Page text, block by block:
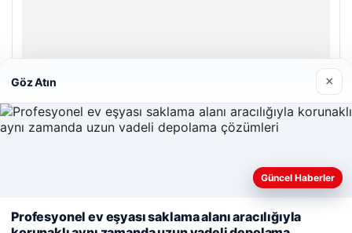
deneyiminizi kişiselleştirmek ve geliştirmek amacıyla çerezler
Göz Atın ×
Güncel Haberler
Profesyonel ev eşyası saklama alanı aracılığıyla